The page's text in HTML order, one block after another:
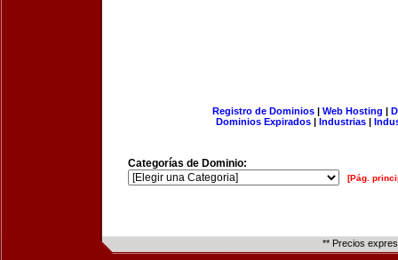
Registro de Dominios| Web Hosting |
Dominios Expirados | Industrias |
Categorías de Dominio:
[Pág.
** Precios